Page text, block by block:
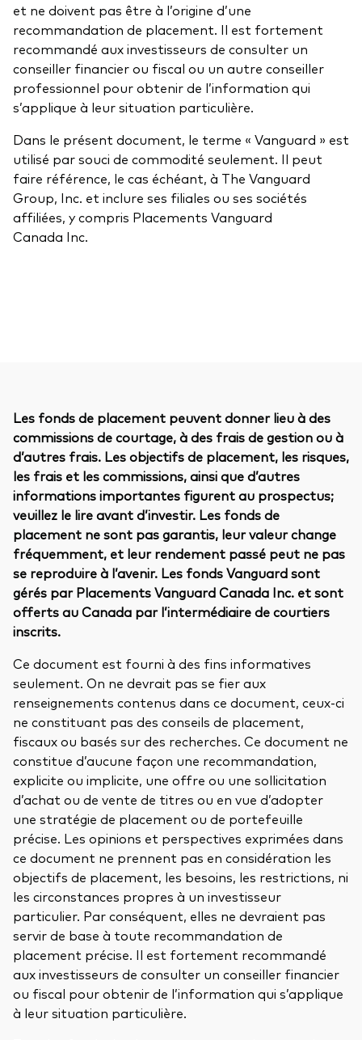
et ne doivent pas être à l’origine d’une
recommandation de placement. Il est fortement
recommandé aux investisseurs de consulter un
conseiller financier ou fiscal ou un autre conseiller
professionnel pour obtenir de l’information qui
s’applique à leur situation particulière.
Dans le présent document, le terme « Vanguard » est
utilisé par souci de commodité seulement. Il peut
faire référence, le cas échéant, à The Vanguard
Group, Inc. et inclure ses filiales ou ses sociétés
affiliées, y compris Placements Vanguard
Canada Inc.
Les fonds de placement peuvent donner lieu à des
commissions de courtage, à des frais de gestion ou à
d’autres frais. Les objectifs de placement, les risques,
les frais et les commissions, ainsi que d’autres
informations importantes figurent au prospectus;
veuillez le lire avant d’investir. Les fonds de
placement ne sont pas garantis, leur valeur change
fréquemment, et leur rendement passé peut ne pas
se reproduire à l’avenir. Les fonds Vanguard sont
gérés par Placements Vanguard Canada Inc. et sont
offerts au Canada par l’intermédiaire de courtiers
inscrits.
Ce document est fourni à des fins informatives
seulement. On ne devrait pas se fier aux
renseignements contenus dans ce document, ceux-ci
ne constituant pas des conseils de placement,
fiscaux ou basés sur des recherches. Ce document ne
constitue d’aucune façon une recommandation,
explicite ou implicite, une offre ou une sollicitation
d’achat ou de vente de titres ou en vue d’adopter
une stratégie de placement ou de portefeuille
précise. Les opinions et perspectives exprimées dans
ce document ne prennent pas en considération les
objectifs de placement, les besoins, les restrictions, ni
les circonstances propres à un investisseur
particulier. Par conséquent, elles ne devraient pas
servir de base à toute recommandation de
placement précise. Il est fortement recommandé
aux investisseurs de consulter un conseiller financier
ou fiscal pour obtenir de l’information qui s’applique
à leur situation particulière.